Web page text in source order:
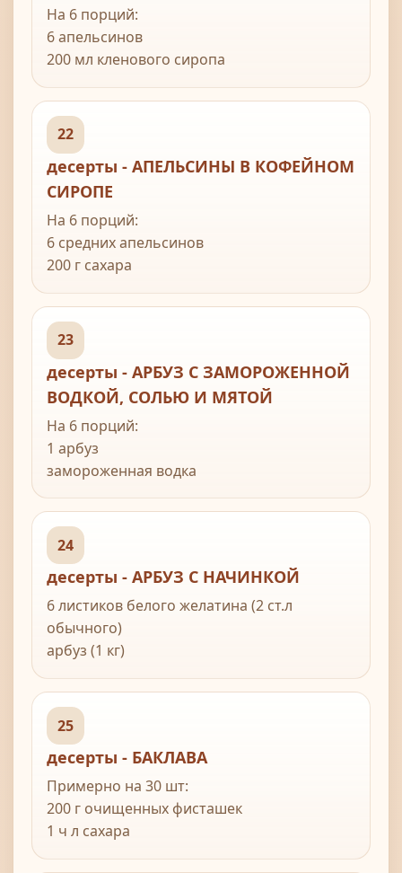
100 г мелкого сахара
тертая цедра и сок 2 апельсинов
100 мл обезжиренного молока
На 6 порций:
6 апельсинов
200 мл кленового сиропа
22
десерты - АПЕЛЬСИНЫ В КОФЕЙНОМ
СИРОПЕ
На 6 порций:
6 средних апельсинов
200 г сахара
100 мл кипятка
100 мл крепкого свежезаваренного кофе
50 г фисташковых орехов по желанию
23
десерты - АРБУЗ С ЗАМОРОЖЕННОЙ
ВОДКОЙ, СОЛЬЮ И МЯТОЙ
На 6 порций:
1 арбуз
замороженная водка
2 ст л морской или крупной соли
горсть мяты
24
десерты - АРБУЗ С НАЧИНКОЙ
6 листиков белого желатина (2 ст.л
обычного)
арбуз (1 кг)
2-3 ст.л. лимонного сока
2 ст.л кленового сиропа (можно и больше)
2 ст.л. апельсинового ликера
25
десерты - БАКЛАВА
Примерно на 30 шт:
200 г очищенных фисташек
1 ч л сахара